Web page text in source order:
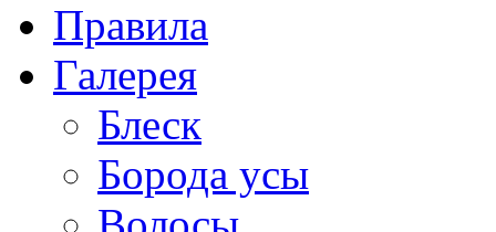
Правила
Галерея
Блеск
Борода усы